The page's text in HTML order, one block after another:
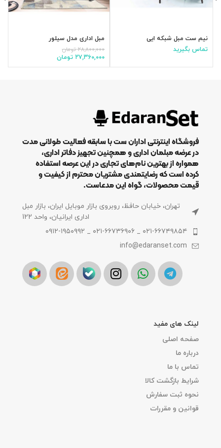
نیم ست مبل شبکه ایی
تماس بگیرید
مبل اداری مدل سیلور
۲۸,۸۰۰,۰۰۰ تومان
۲۷,۳۶۰,۰۰۰ تومان
فروشگاه اینترنتی اداران ست با سابقه فعالیت طولانی مدت
در عرضه مبلمان اداری و همچنین تجهیز دفاتر اداری،
همواره از بهترین نام‌های تجاری در این عرصه استفاده
کرده است که رضایتمندی مشتریان محترم از کیفیت و
قیمت محصولات، گواه این مدعاست.
تهران، خیابان حافظ، روبروی بازار موبایل ایران، بازار مبل
اداری ایرانیان، واحد 122
۰۲۱-۶۶۷۴۹۸۵۴ _ ۰۲۱-۶۶۷۳۶۹۰۶ _ ۰۹۱۲-۱۹۵۰۹۹۲
info@edaranset.com
لینک های مفید
صفحه اصلی
درباره ما
تماس با ما
شرایط بازگشت کالا
نحوه ثبت سفارش
قوانین و مقررات